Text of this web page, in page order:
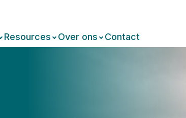
Resources Over ons Contact